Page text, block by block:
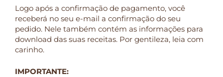
Logo após a confirmação de pagamento, você
receberá no seu e-mail a confirmação do seu
pedido. Nele também contém as informações para
download das suas receitas. Por gentileza, leia com
carinho.
IMPORTANTE: